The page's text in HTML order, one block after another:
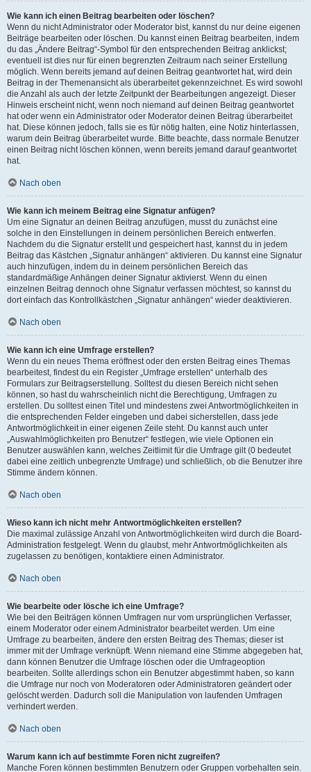
Wie kann ich einen Beitrag bearbeiten oder löschen?
Wenn du nicht Administrator oder Moderator bist, kannst du nur deine eigenen
Beiträge bearbeiten oder löschen. Du kannst einen Beitrag bearbeiten, indem
du das „Ändere Beitrag“-Symbol für den entsprechenden Beitrag anklickst;
eventuell ist dies nur für einen begrenzten Zeitraum nach seiner Erstellung
möglich. Wenn bereits jemand auf deinen Beitrag geantwortet hat, wird dein
Beitrag in der Themenansicht als überarbeitet gekennzeichnet. Es wird sowohl
die Anzahl als auch der letzte Zeitpunkt der Bearbeitungen angezeigt. Dieser
Hinweis erscheint nicht, wenn noch niemand auf deinen Beitrag geantwortet
hat oder wenn ein Administrator oder Moderator deinen Beitrag überarbeitet
hat. Diese können jedoch, falls sie es für nötig halten, eine Notiz hinterlassen,
warum dein Beitrag überarbeitet wurde. Bitte beachte, dass normale Benutzer
einen Beitrag nicht löschen können, wenn bereits jemand darauf geantwortet
hat.
Nach oben
Wie kann ich meinem Beitrag eine Signatur anfügen?
Um eine Signatur an deinen Beitrag anzufügen, musst du zunächst eine
solche in den Einstellungen in deinem persönlichen Bereich entwerfen.
Nachdem du die Signatur erstellt und gespeichert hast, kannst du in jedem
Beitrag das Kästchen „Signatur anhängen“ aktivieren. Du kannst eine Signatur
auch hinzufügen, indem du in deinem persönlichen Bereich das
standardmäßige Anhängen deiner Signatur aktivierst. Wenn du einen
einzelnen Beitrag dennoch ohne Signatur verfassen möchtest, so kannst du
dort einfach das Kontrollkästchen „Signatur anhängen“ wieder deaktivieren.
Nach oben
Wie kann ich eine Umfrage erstellen?
Wenn du ein neues Thema eröffnest oder den ersten Beitrag eines Themas
bearbeitest, findest du ein Register „Umfrage erstellen“ unterhalb des
Formulars zur Beitragserstellung. Solltest du diesen Bereich nicht sehen
können, so hast du wahrscheinlich nicht die Berechtigung, Umfragen zu
erstellen. Du solltest einen Titel und mindestens zwei Antwortmöglichkeiten in
die entsprechenden Felder eingeben und dabei sicherstellen, dass jede
Antwortmöglichkeit in einer eigenen Zeile steht. Du kannst auch unter
„Auswahlmöglichkeiten pro Benutzer“ festlegen, wie viele Optionen ein
Benutzer auswählen kann, welches Zeitlimit für die Umfrage gilt (0 bedeutet
dabei eine zeitlich unbegrenzte Umfrage) und schließlich, ob die Benutzer ihre
Stimme ändern können.
Nach oben
Wieso kann ich nicht mehr Antwortmöglichkeiten erstellen?
Die maximal zulässige Anzahl von Antwortmöglichkeiten wird durch die Board-
Administration festgelegt. Wenn du glaubst, mehr Antwortmöglichkeiten als
zugelassen zu benötigen, kontaktiere einen Administrator.
Nach oben
Wie bearbeite oder lösche ich eine Umfrage?
Wie bei den Beiträgen können Umfragen nur vom ursprünglichen Verfasser,
einem Moderator oder einem Administrator bearbeitet werden. Um eine
Umfrage zu bearbeiten, ändere den ersten Beitrag des Themas; dieser ist
immer mit der Umfrage verknüpft. Wenn niemand eine Stimme abgegeben hat,
dann können Benutzer die Umfrage löschen oder die Umfrageoption
bearbeiten. Sollte allerdings schon ein Benutzer abgestimmt haben, so kann
die Umfrage nur noch von Moderatoren oder Administratoren geändert oder
gelöscht werden. Dadurch soll die Manipulation von laufenden Umfragen
verhindert werden.
Nach oben
Warum kann ich auf bestimmte Foren nicht zugreifen?
Manche Foren können bestimmten Benutzern oder Gruppen vorbehalten sein.